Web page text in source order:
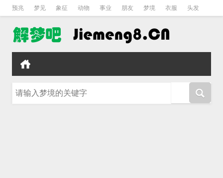
预兆 梦见 象征 动物 事业 朋友 梦境 衣服 头发